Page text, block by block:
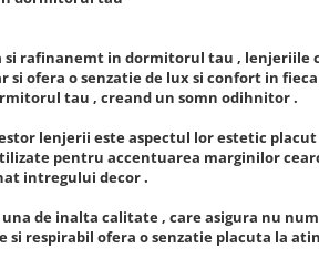
si rafinanemt in dormitorul tau , lenjeriile
si ofera o senzatie de lux si confort in
tau , creand un somn odihnitor .
lenjerii este aspectul lor estetic
pentru accentuarea marginilor
intregului decor .
de inalta calitate , care asigura nu
respirabil ofera o senzatie placuta la